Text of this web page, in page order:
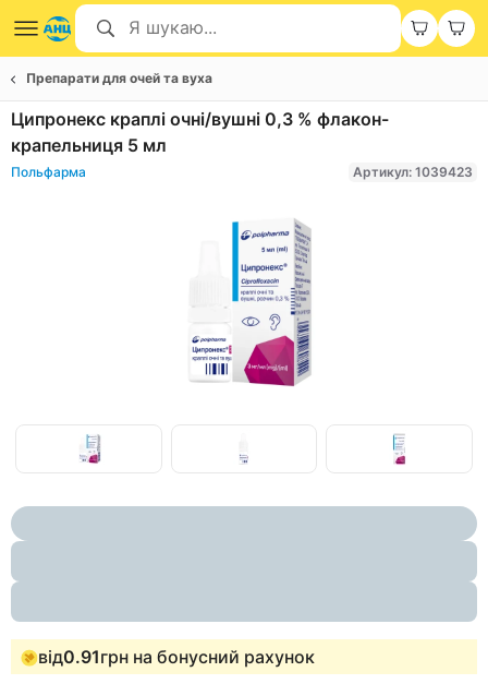
Препарати для очей та вуха
Ципронекс краплі очні/вушні 0,3 % флакон-
крапельниця 5 мл
Польфарма Артикул: 1039423
Item
of
1
of
від0.91грн на бонусний рахунок